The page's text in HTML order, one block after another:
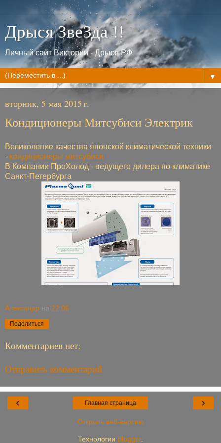
Дрыся ЗвеЗда !!
Личный сайт Виктории - Дрыся.РФ
▼
вторник, 5 мая 2015 г.
Кондиционеры Митсубиси Электрик
Великолепие качества японской климатической техники
- кондиционеры митсубиси
В Компании ПроХолод - ведущего дилера по климатике
Санкт-Петербурга
Александр на 22:06
Поделиться
Комментариев нет:
Отправить комментарий
‹ ›
Главная страница
Открыть веб-версию
Технологии Blogger.